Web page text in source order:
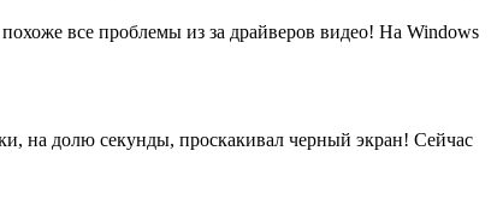
все проблемы из за драйверов видео! На Windows
на долю секунды, проскакивал черный экран! Сейчас